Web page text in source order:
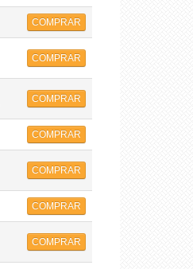
COMPRAR
COMPRAR
COMPRAR
COMPRAR
COMPRAR
COMPRAR
COMPRAR